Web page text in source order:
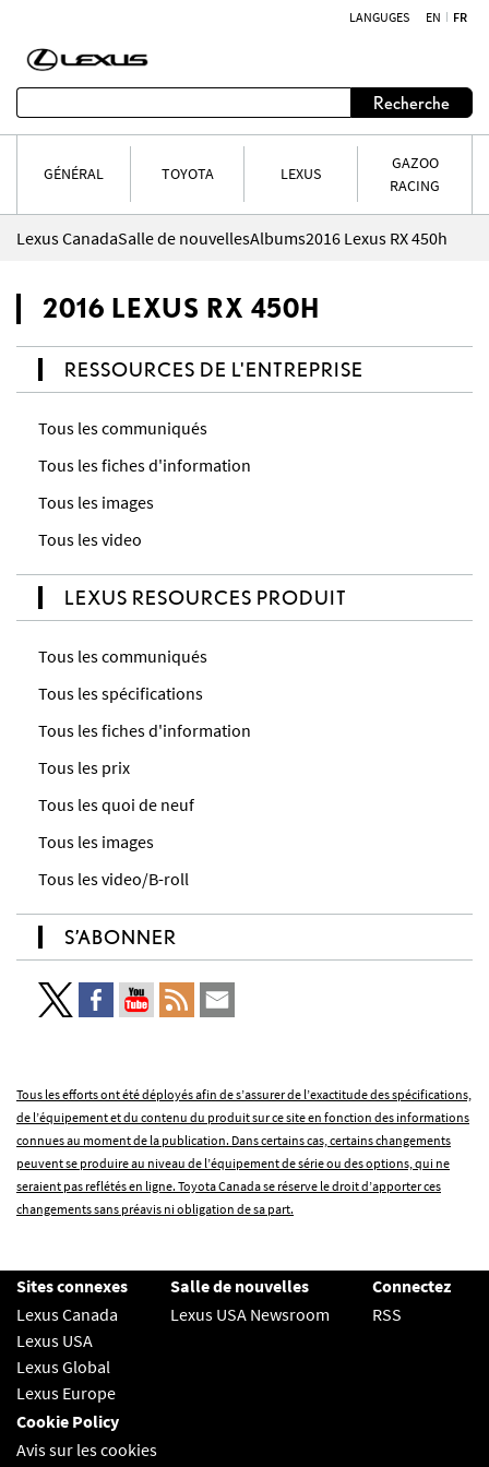
LANGUGES EN FR
Recherche
GÉNÉRAL TOYOTA LEXUS
GAZOO
RACING
Lexus CanadaSalle de nouvellesAlbums2016 Lexus RX 450h
2016 LEXUS RX 450H
RESSOURCES DE L'ENTREPRISE
Tous les communiqués
Tous les fiches d'information
Tous les images
Tous les video
LEXUS RESOURCES PRODUIT
Tous les communiqués
Tous les spécifications
Tous les fiches d'information
Tous les prix
Tous les quoi de neuf
Tous les images
Tous les video/B-roll
S’ABONNER
Tous les efforts ont été déployés afin de s’assurer de l’exactitude des spécifications,
de l’équipement et du contenu du produit sur ce site en fonction des informations
connues au moment de la publication. Dans certains cas, certains changements
peuvent se produire au niveau de l’équipement de série ou des options, qui ne
seraient pas reflétés en ligne. Toyota Canada se réserve le droit d’apporter ces
changements sans préavis ni obligation de sa part.
Sites connexes
Lexus Canada
Lexus USA
Lexus Global
Lexus Europe
Salle de nouvelles
Lexus USA Newsroom
Connectez
RSS
Cookie Policy
Avis sur les cookies